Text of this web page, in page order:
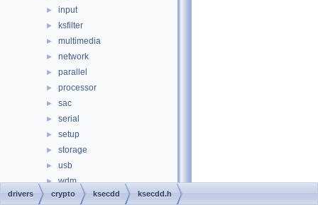
► input
► ksfilter
► multimedia
► network
► parallel
► processor
► sac
► serial
► setup
► storage
► usb
► wdm
► wmi
drivers crypto ksecdd ksecdd.h